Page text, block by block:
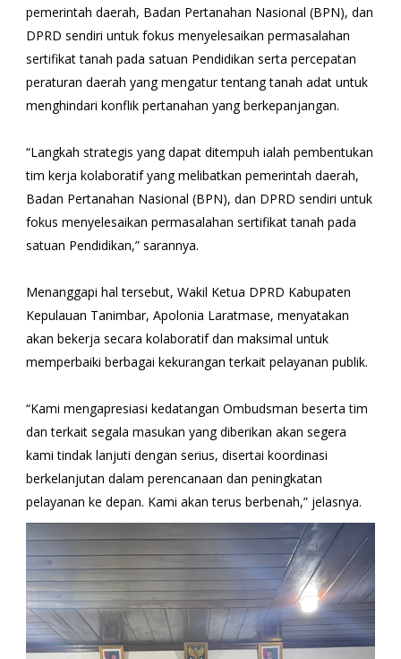
pemerintah daerah, Badan Pertanahan Nasional (BPN), dan
DPRD sendiri untuk fokus menyelesaikan permasalahan
sertifikat tanah pada satuan Pendidikan serta percepatan
peraturan daerah yang mengatur tentang tanah adat untuk
menghindari konflik pertanahan yang berkepanjangan.
“Langkah strategis yang dapat ditempuh ialah pembentukan
tim kerja kolaboratif yang melibatkan pemerintah daerah,
Badan Pertanahan Nasional (BPN), dan DPRD sendiri untuk
fokus menyelesaikan permasalahan sertifikat tanah pada
satuan Pendidikan,” sarannya.
Menanggapi hal tersebut, Wakil Ketua DPRD Kabupaten
Kepulauan Tanimbar, Apolonia Laratmase, menyatakan
akan bekerja secara kolaboratif dan maksimal untuk
memperbaiki berbagai kekurangan terkait pelayanan publik.
“Kami mengapresiasi kedatangan Ombudsman beserta tim
dan terkait segala masukan yang diberikan akan segera
kami tindak lanjuti dengan serius, disertai koordinasi
berkelanjutan dalam perencanaan dan peningkatan
pelayanan ke depan. Kami akan terus berbenah,” jelasnya.